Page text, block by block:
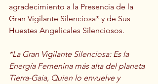
agradecimiento a la Presencia de la
Gran Vigilante Silenciosa* y de Sus
Huestes Angelicales Silenciosos.
*La Gran Vigilante Silenciosa: Es la
Energía Femenina más alta del planeta
Tierra-Gaia, Quien lo envuelve y